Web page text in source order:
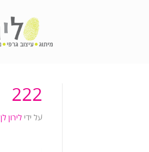
222
על ידי לירון לן